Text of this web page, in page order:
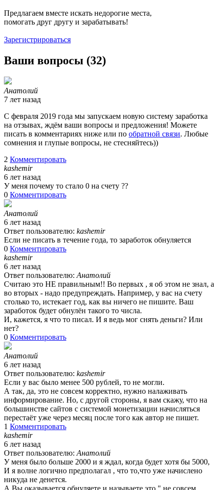
Предлагаем вместе искать недорогие места,
помогать друг другу и зарабатывать!
Зарегистрироваться
Ваши вопросы (32)
Анатолий
7 лет назад
С февраля 2019 года мы запускаем новую систему заработка
на отзывах, ждём ваши вопросы и предложения! Можете
писать в комментариях ниже или по обратной связи. Любые
сомнения и глупые вопросы, не стесняйтесь))
2 Комментировать
kashemir
6 лет назад
У меня почему то стало 0 на счету ??
0 Комментировать
Анатолий
6 лет назад
Ответ пользователю: kashemir
Если не писать в течение года, то заработок обнуляется
0 Комментировать
kashemir
6 лет назад
Ответ пользователю:Анатолий
Считаю это НЕ правильным!! Во первых , я об этом не знал, а
во вторых - надо предупреждать. Например, у вас на счету
столько то, истекает год, как вы ничего не пишите. Ваш
заработок будет обнулён такого то числа.
И, кажется, я что то писал. И я ведь мог снять деньги? Или
нет?
0 Комментировать
Анатолий
6 лет назад
Ответ пользователю: kashemir
Если у вас было менее 500 рублей, то не могли.
А так, да, это не совсем корректно, нужно налаживать
информирование. Но, с другой стороны, я вам скажу, что на
большинстве сайтов с системой монетизации начисляться
перестаёт уже через месяц после того как автор не пишет.
1 Комментировать
kashemir
6 лет назад
Ответ пользователю:Анатолий
У меня было больше 2000 и я ждал, когда будет хотя бы 5000,
И я волне логично предполагал , что то,что уже начислено
никуда не денется.